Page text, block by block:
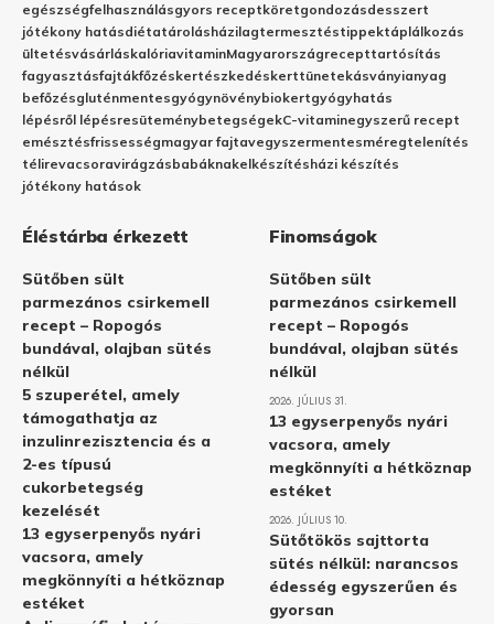
egészségfelhasználásgyors receptköretgondozásdesszert
jótékony hatásdiétatárolásházilagtermesztéstippektáplálkozás
ültetésvásárláskalóriavitaminMagyarországrecepttartósítás
fagyasztásfajtákfőzéskertészkedéskerttünetekásványianyag
befőzésgluténmentesgyógynövénybiokertgyógyhatás
lépésről lépésresüteménybetegségekC-vitaminegyszerű recept
emésztésfrissességmagyar fajtavegyszermentesméregtelenítés
télirevacsoravirágzásbabáknakelkészítésházi készítés
jótékony hatások
Éléstárba érkezett
Sütőben sült
parmezános csirkemell
recept – Ropogós
bundával, olajban sütés
nélkül
5 szuperétel, amely
támogathatja az
inzulinrezisztencia és a
2-es típusú
cukorbetegség
kezelését
13 egyserpenyős nyári
vacsora, amely
megkönnyíti a hétköznap
estéket
Finomságok
Sütőben sült
parmezános csirkemell
recept – Ropogós
bundával, olajban sütés
nélkül
2026. JÚLIUS 31.
13 egyserpenyős nyári
vacsora, amely
megkönnyíti a hétköznap
estéket
2026. JÚLIUS 10.
Sütőtökös sajttorta
sütés nélkül: narancsos
édesség egyszerűen és
gyorsan